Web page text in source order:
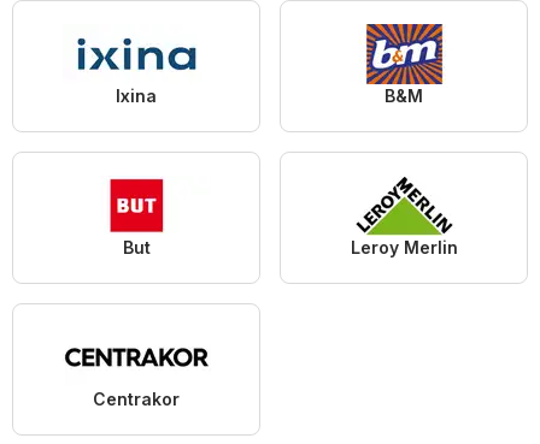
Ixina B&M
But Leroy Merlin
Centrakor